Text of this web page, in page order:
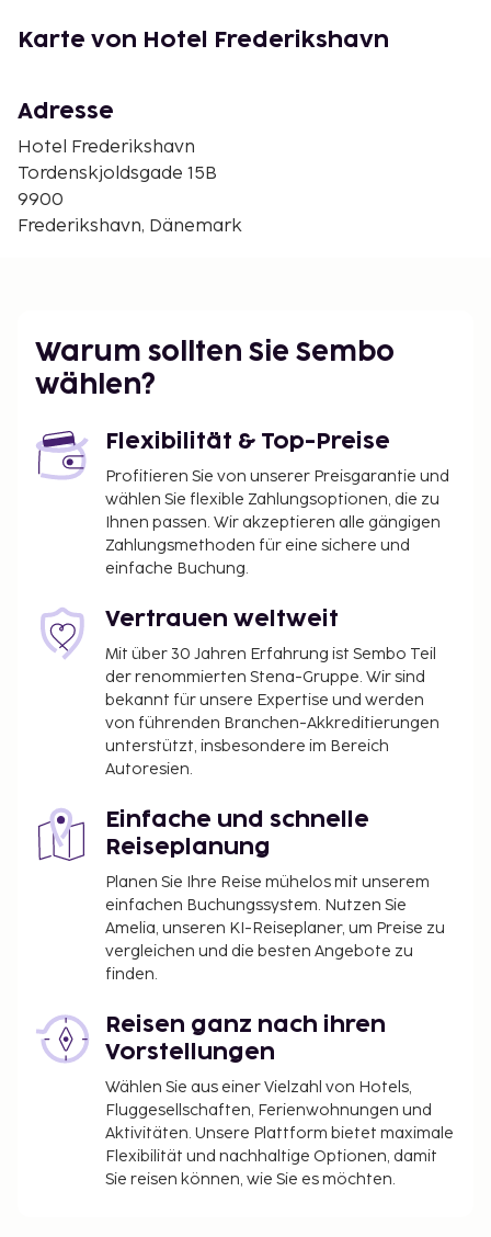
Rezeption, Frühstücksraum, Konferenzraum, Wi-Fi,
Optionen
Kinderbett DKK 150/Nacht,Vorbestellung.
Sonstiges
3 Stockwerke, Aufzug.
Zeitpunkt: 14:00 - 23:00, check-out-zeitpunkt: 10:00.
Karte von Hotel Frederikshavn
Adresse
Hotel Frederikshavn
Tordenskjoldsgade 15B
9900
Frederikshavn, Dänemark
Warum sollten Sie Sembo
wählen?
Flexibilität & Top-Preise
Profitieren Sie von unserer Preisgarantie und
wählen Sie flexible Zahlungsoptionen, die zu
Ihnen passen. Wir akzeptieren alle gängigen
Zahlungsmethoden für eine sichere und
einfache Buchung.
Vertrauen weltweit
Mit über 30 Jahren Erfahrung ist Sembo Teil
der renommierten Stena-Gruppe. Wir sind
bekannt für unsere Expertise und werden
von führenden Branchen-Akkreditierungen
unterstützt, insbesondere im Bereich
Autoresien.
Einfache und schnelle
Reiseplanung
Planen Sie Ihre Reise mühelos mit unserem
einfachen Buchungssystem. Nutzen Sie
Amelia, unseren KI-Reiseplaner, um Preise zu
vergleichen und die besten Angebote zu
finden.
Reisen ganz nach ihren
Vorstellungen
Wählen Sie aus einer Vielzahl von Hotels,
Fluggesellschaften, Ferienwohnungen und
Aktivitäten. Unsere Plattform bietet maximale
Flexibilität und nachhaltige Optionen, damit
Sie reisen können, wie Sie es möchten.